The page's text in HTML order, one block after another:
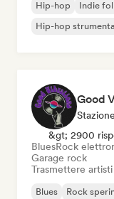
Hip-hop Indie
Hip-hop
Good
&gt; 2900
BluesRock
Garage rock
Trasmettere
Blues Rock